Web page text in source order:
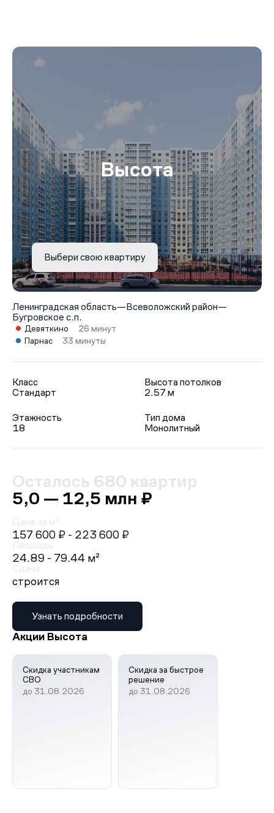
Высота
Выбери свою квартиру
Ленинградская область—Всеволожский район—
Бугровское с.п.
Девяткино
26 минут
Парнас
33 минуты
Класс
Стандарт
Высота потолков
2.57 м
Этажность
18
Тип дома
Монолитный
Осталось 680 квартир
5,0 — 12,5 млн ₽
Цена за м²
157 600 ₽ - 223 600 ₽
Площадь
24.89 - 79.44 м²
Сдача
строится
Узнать подробности
Акции Высота
Скидка участникам
СВО
до 31.08.2026
Скидка за быстрое
решение
до 31.08.2026